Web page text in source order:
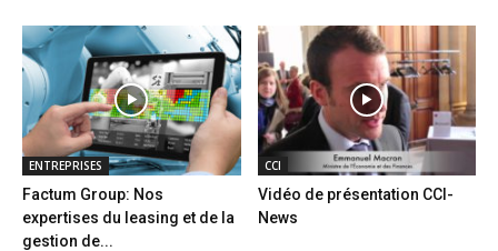
ENTREPRISES
Factum Group: Nos
expertises du leasing et de la
gestion de...
CCI
Vidéo de présentation CCI-
News